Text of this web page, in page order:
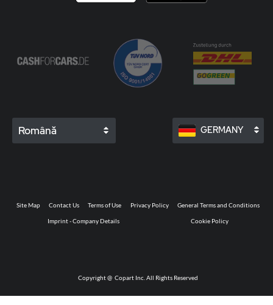
Română GERMANY
Copyright @ Copart Inc. All Rights Reserved
Site Map Contact Us Terms of Use Privacy Policy General Terms and Conditions
Imprint - Company Details Cookie Policy